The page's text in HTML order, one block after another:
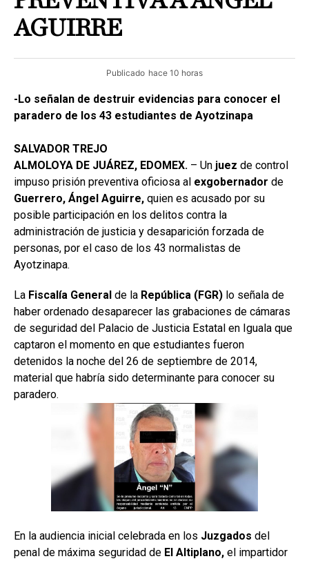
AGUIRRE
Publicado hace 10 horas
-Lo señalan de destruir evidencias para conocer el
paradero de los 43 estudiantes de Ayotzinapa
SALVADOR TREJO
ALMOLOYA DE JUÁREZ, EDOMEX. – Un juez de control
impuso prisión preventiva oficiosa al exgobernador de
Guerrero, Ángel Aguirre, quien es acusado por su
posible participación en los delitos contra la
administración de justicia y desaparición forzada de
personas, por el caso de los 43 normalistas de
Ayotzinapa.
La Fiscalía General de la República (FGR) lo señala de
haber ordenado desaparecer las grabaciones de cámaras
de seguridad del Palacio de Justicia Estatal en Iguala que
captaron el momento en que estudiantes fueron
detenidos la noche del 26 de septiembre de 2014,
material que habría sido determinante para conocer su
paradero.
En la audiencia inicial celebrada en los Juzgados del
penal de máxima seguridad de El Altiplano, el impartidor